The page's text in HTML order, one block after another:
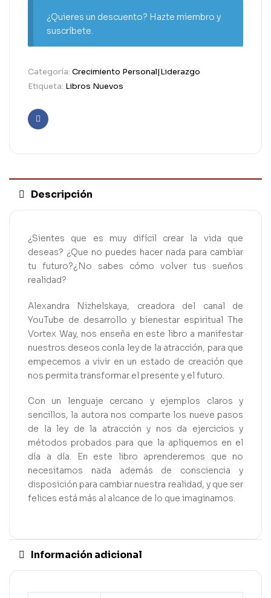
¿Quieres un descuento? Hazte miembro y
suscríbete.
Categoría: Crecimiento Personal|Liderazgo
Etiqueta: Libros Nuevos
Facebook
Descripción
¿Sientes que es muy difícil crear la vida que
deseas? ¿Que no puedes hacer nada para cambiar
tu futuro?¿No sabes cómo volver tus sueños
realidad?
Alexandra Nizhelskaya, creadora del canal de
YouTube de desarrollo y bienestar espiritual The
Vortex Way, nos enseña en este libro a manifestar
nuestros deseos conla ley de la atracción, para que
empecemos a vivir en un estado de creación que
nos permita transformar el presente y el futuro.
Con un lenguaje cercano y ejemplos claros y
sencillos, la autora nos comparte los nueve pasos
de la ley de la atracción y nos da ejercicios y
métodos probados para que la apliquemos en el
día a día. En este libro aprenderemos que no
necesitamos nada además de consciencia y
disposición para cambiar nuestra realidad, y que ser
felices está más al alcance de lo que imaginamos.
Información adicional